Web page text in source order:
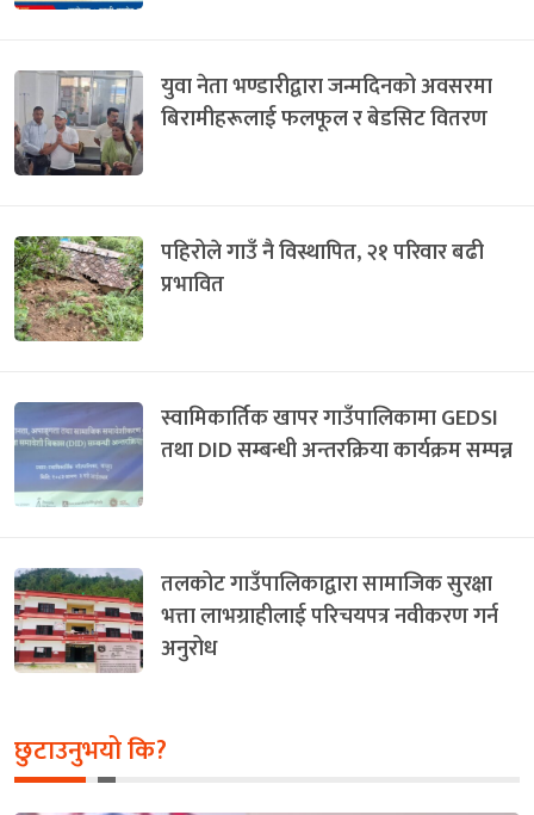
युवा नेता भण्डारीद्वारा जन्मदिनको अवसरमा
बिरामीहरूलाई फलफूल र बेडसिट वितरण
पहिरोले गाउँ नै विस्थापित, २१ परिवार बढी
प्रभावित
स्वामिकार्तिक खापर गाउँपालिकामा GEDSI
तथा DID सम्बन्धी अन्तरक्रिया कार्यक्रम सम्पन्न
तलकोट गाउँपालिकाद्वारा सामाजिक सुरक्षा
भत्ता लाभग्राहीलाई परिचयपत्र नवीकरण गर्न
अनुरोध
छुटाउनुभयो कि?